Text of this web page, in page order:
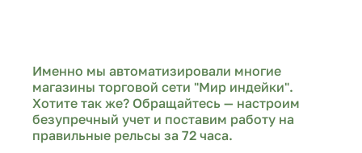
Именно мы автоматизировали многие
магазины торговой сети "Мир индейки".
Хотите так же? Обращайтесь — настроим
безупречный учет и поставим работу на
правильные рельсы за 72 часа.